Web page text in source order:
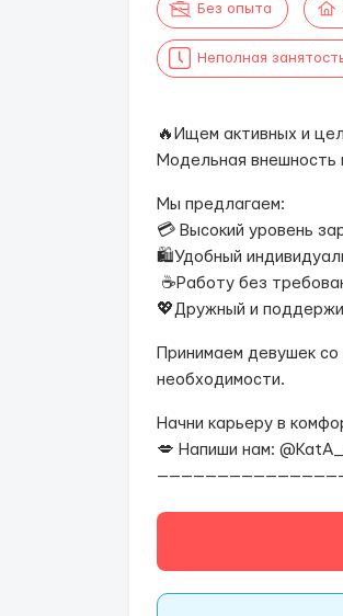
Без опыта
Неполная
🔥Ищем активных и
Модельная внешность
Мы предлагаем:
💳 Высокий уровень
🛍Удобный
☕️Работу без
💖Дружный и
Принимаем девушек
необходимости.
Начни карьеру в
💋 Напиши нам: